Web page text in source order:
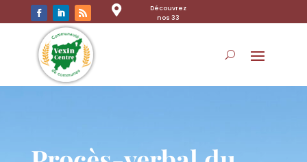

Découvrez
nos 33